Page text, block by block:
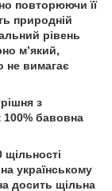
повторюючи її
природній
рівень
м’який,
не вимагає
з
100% бавовна
щільності
українському
досить щільна